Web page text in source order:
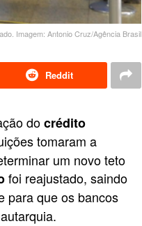
Imagem: Antonio Cruz/Agência Brasil
Reddit
docrédito
tomaram a
um novo teto
foi reajustado, saindo
para que os bancos